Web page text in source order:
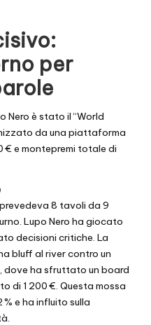
per
Nero è stato il “World
da una piattaforma
€ e montepremi totale di
8 tavoli da 9
Lupo Nero ha giocato
decisioni critiche. La
bluff al river contro un
dove ha sfruttato un board
di 1 200 €. Questa mossa
e ha influito sulla